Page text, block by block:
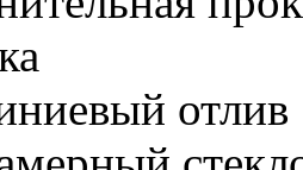
отлив